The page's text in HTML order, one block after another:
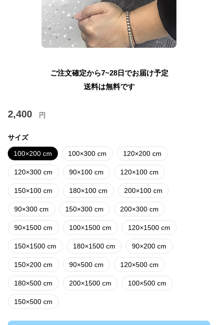
ご注文確定から7~28日でお届け予定
送料は無料です
2,400 円
サイズ
100×200 cm 100×300 cm 120×200 cm
120×300 cm 90×100 cm 120×100 cm
150×100 cm 180×100 cm 200×100 cm
90×300 cm 150×300 cm 200×300 cm
90×1500 cm 100×1500 cm 120×1500 cm
150×1500 cm 180×1500 cm 90×200 cm
150×200 cm 90×500 cm 120×500 cm
180×500 cm 200×1500 cm 100×500 cm
150×500 cm